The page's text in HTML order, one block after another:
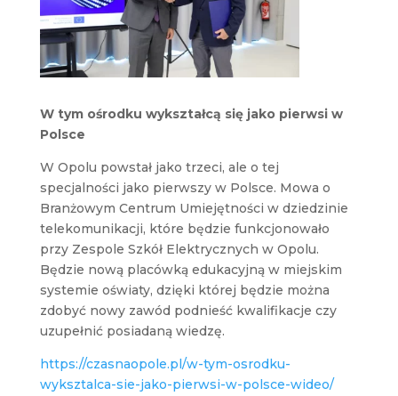
W tym ośrodku wykształcą się jako pierwsi w
Polsce
W Opolu powstał jako trzeci, ale o tej
specjalności jako pierwszy w Polsce. Mowa o
Branżowym Centrum Umiejętności w dziedzinie
telekomunikacji, które będzie funkcjonowało
przy Zespole Szkół Elektrycznych w Opolu.
Będzie nową placówką edukacyjną w miejskim
systemie oświaty, dzięki której będzie można
zdobyć nowy zawód podnieść kwalifikacje czy
uzupełnić posiadaną wiedzę.
https://czasnaopole.pl/w-tym-osrodku-
wyksztalca-sie-jako-pierwsi-w-polsce-wideo/